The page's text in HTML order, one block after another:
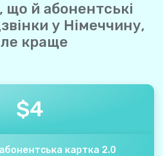
й абонентські
у Німеччину,
краще
$4
картка 2.0